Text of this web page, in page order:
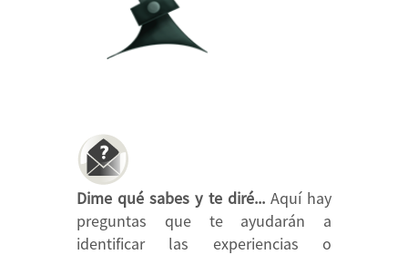
Dime qué sabes y te diré...Aquí hay
preguntas que te ayudarán a
identificar las experiencias o